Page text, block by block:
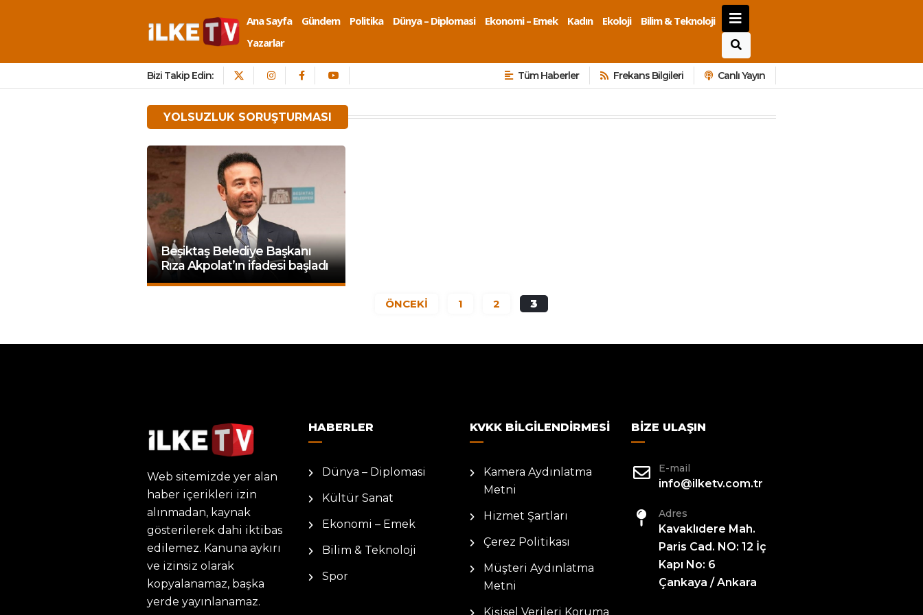
Ana Sayfa Gündem Politika Dünya – Diplomasi Ekonomi – Emek Kadın Ekoloji
Bilim & Teknoloji
Yazarlar
Bizi Takip Edin: Tüm Haberler Frekans Bilgileri Canlı Yayın
YOLSUZLUK SORUŞTURMASI
Beşiktaş Belediye Başkanı
Rıza Akpolat’ın ifadesi başladı
ÖNCEKİ 1 2 3
Web sitemizde yer alan
haber içerikleri izin
alınmadan, kaynak
gösterilerek dahi iktibas
edilemez. Kanuna aykırı
ve izinsiz olarak
kopyalanamaz, başka
yerde yayınlanamaz.
HABERLER
Dünya – Diplomasi
Kültür Sanat
Ekonomi – Emek
Bilim & Teknoloji
Spor
KVKK BILGILENDIRMESI
Kamera Aydınlatma
Metni
Hizmet Şartları
Çerez Politikası
Müşteri Aydınlatma
Metni
Kişisel Verileri Koruma
BIZE ULAŞIN
E-mail
info@ilketv.com.tr
Adres
Kavaklıdere Mah.
Paris Cad. NO: 12 İç
Kapı No: 6
Çankaya / Ankara